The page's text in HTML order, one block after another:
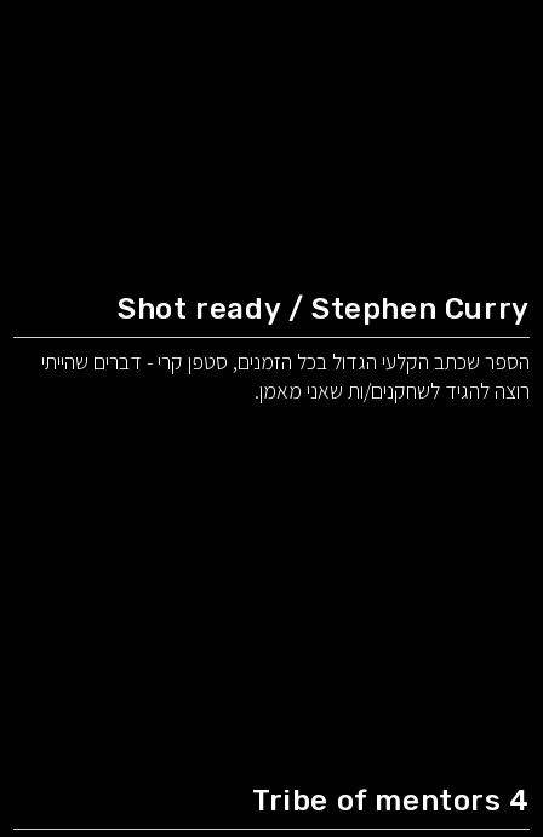
Shot ready / Stephen Curry
הספר שכתב הקלעי הגדול בכל הזמנים, סטפן קרי - דברים שהייתי
רוצה להגיד לשחקנים/ות שאני מאמן.
Tribe of mentors 4